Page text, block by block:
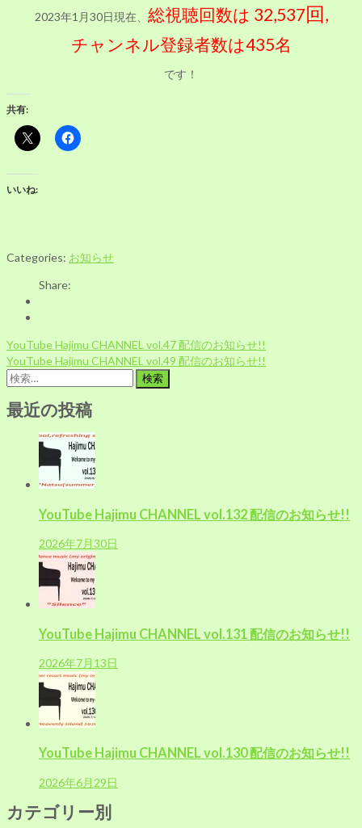
2023年1月30日現在、 総視聴回数は 32,537回,
チャンネル登録者数は435名
です！
共有:
いいね:
Categories: お知らせ
Share:
投
稿
ナ
ビ
ゲ
ー
YouTube Hajimu CHANNEL vol.47 配信のお知らせ!!
YouTube Hajimu CHANNEL vol.49 配信のお知らせ!!
検
最近の投稿
YouTube Hajimu CHANNEL vol.132 配信のお知らせ!!
2026年7月30日
YouTube Hajimu CHANNEL vol.131 配信のお知らせ!!
2026年7月13日
YouTube Hajimu CHANNEL vol.130 配信のお知らせ!!
2026年6月29日
カテゴリー別